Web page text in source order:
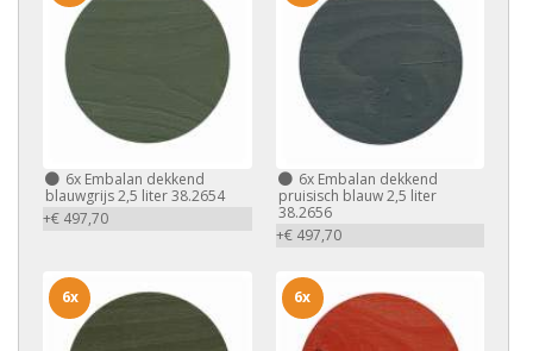
6x Embalan dekkend
blauwgrijs 2,5 liter 38.2654
+€ 497,70
6xEmbalan dekkend
pruisisch blauw 2,5 liter
38.2656
+€ 497,70
6x 6x